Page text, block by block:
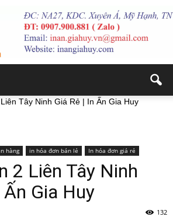
Tây Ninh Giá Rẻ | In Ấn Gia Huy
hàng in hóa đơn bán lẻ In hóa đơn giá rẻ
2 Liên Tây Ninh
Gia Huy
132